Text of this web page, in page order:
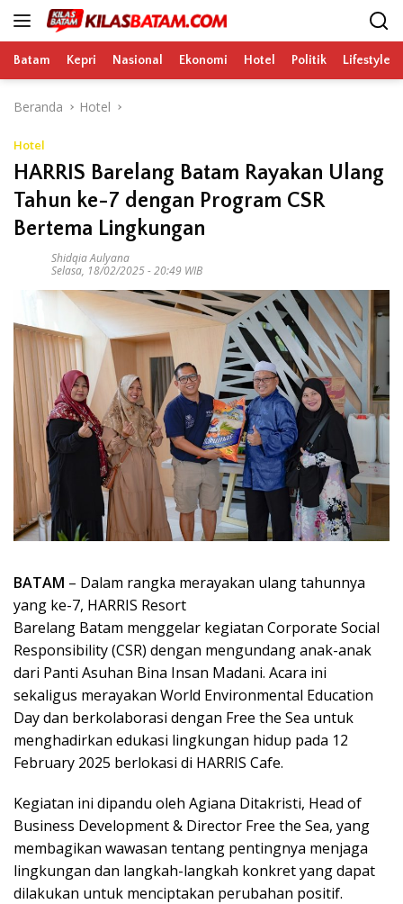
Langsung
Batam Kepri Nasional Ekonomi Hotel Politik Lifestyle
Beranda Hotel
Hotel
HARRIS Barelang Batam Rayakan Ulang
Tahun ke-7 dengan Program CSR
Bertema Lingkungan
Shidqia Aulyana
Selasa, 18/02/2025 - 20:49 WIB
BATAM – Dalam rangka merayakan ulang tahunnya
yang ke-7, HARRIS Resort
Barelang Batam menggelar kegiatan Corporate Social
Responsibility (CSR) dengan mengundang anak-anak
dari Panti Asuhan Bina Insan Madani. Acara ini
sekaligus merayakan World Environmental Education
Day dan berkolaborasi dengan Free the Sea untuk
menghadirkan edukasi lingkungan hidup pada 12
February 2025 berlokasi di HARRIS Cafe.
Kegiatan ini dipandu oleh Agiana Ditakristi, Head of
Business Development & Director Free the Sea, yang
membagikan wawasan tentang pentingnya menjaga
lingkungan dan langkah-langkah konkret yang dapat
dilakukan untuk menciptakan perubahan positif.